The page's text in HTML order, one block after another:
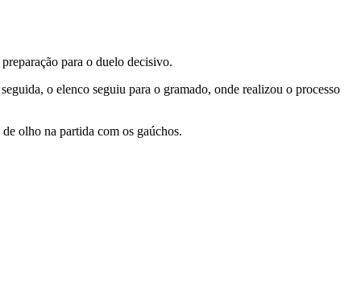
para o duelo decisivo.
o elenco seguiu para o gramado, onde realizou o processo
olho na partida com os gaúchos.